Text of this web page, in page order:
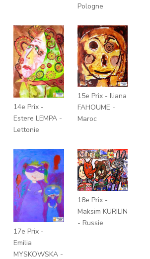
Pologne
14e Prix -
Estere LEMPA -
Lettonie
15e Prix - Iliana
FAHOUME -
Maroc
17e Prix -
Emilia
MYSKOWSKA -
18e Prix -
Maksim KURILIN
- Russie